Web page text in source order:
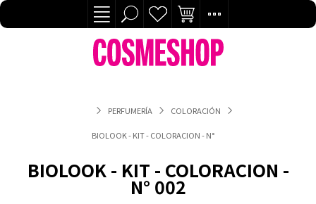
PERFUMERÍA COLORACIÓN
BIOLOOK - KIT - COLORACION - N° 002
BIOLOOK - KIT - COLORACION -
N° 002